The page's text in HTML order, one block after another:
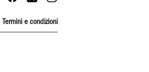
Termini e condizioni